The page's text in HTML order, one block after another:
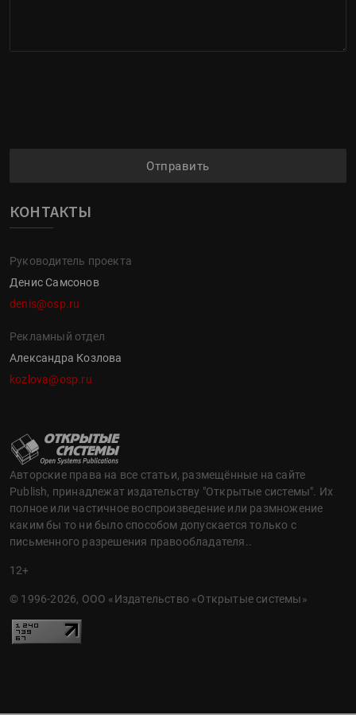
Отправить
КОНТАКТЫ
Руководитель проекта
Денис Самсонов
denis@osp.ru
Рекламный отдел
Александра Козлова
kozlova@osp.ru
Авторские права на все статьи, размещённые на сайте
Publish, принадлежат издательству "Открытые системы". Их
полное или частичное воспроизведение или размножение
каким бы то ни было способом допускается только с
письменного разрешения правообладателя..
12+
© 1996-2026, ООО «Издательство «Открытые системы»